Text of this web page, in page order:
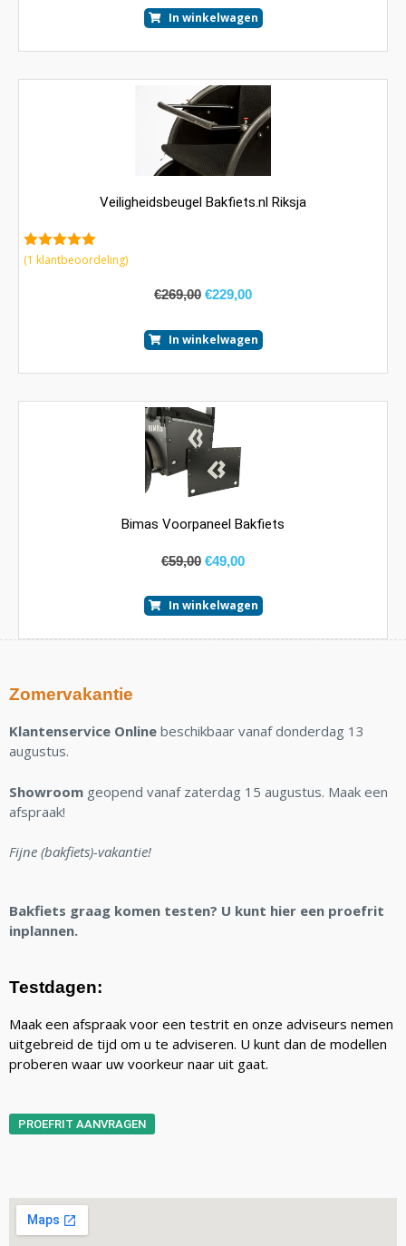
In winkelwagen
Veiligheidsbeugel Bakfiets.nl Riksja
5.00van 5
(1 klantbeoordeling)
€269,00 €229,00
In winkelwagen
Bimas Voorpaneel Bakfiets
€59,00 €49,00
In winkelwagen
Zomervakantie
Klantenservice Online beschikbaar vanaf donderdag 13
augustus.
Showroom geopend vanaf zaterdag 15 augustus. Maak een
afspraak!
Fijne (bakfiets)-vakantie!
Bakfiets graag komen testen? U kunt hier een proefrit
inplannen.
Testdagen:
Maak een afspraak voor een testrit en onze adviseurs nemen
uitgebreid de tijd om u te adviseren. U kunt dan de modellen
proberen waar uw voorkeur naar uit gaat.
PROEFRIT AANVRAGEN